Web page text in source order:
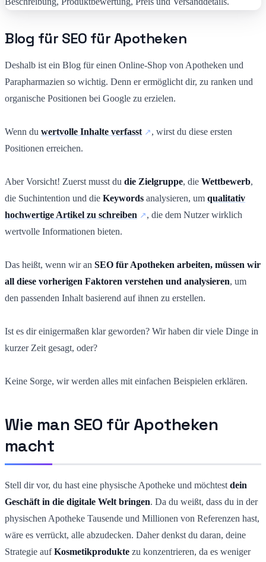
Blog für SEO für Apotheken
Deshalb ist ein Blog für einen Online-Shop von Apotheken und
Parapharmazien so wichtig. Denn er ermöglicht dir, zu ranken und
organische Positionen bei Google zu erzielen.
Wenn du wertvolle Inhalte verfasst
, wirst du diese ersten
Positionen erreichen.
Aber Vorsicht! Zuerst musst du die Zielgruppe, die Wettbewerb,
die Suchintention und die Keywords analysieren, um qualitativ
hochwertige Artikel zu schreiben
, die dem Nutzer wirklich
wertvolle Informationen bieten.
Das heißt, wenn wir an SEO für Apotheken arbeiten, müssen wir
all diese vorherigen Faktoren verstehen und analysieren, um
den passenden Inhalt basierend auf ihnen zu erstellen.
Ist es dir einigermaßen klar geworden? Wir haben dir viele Dinge in
kurzer Zeit gesagt, oder?
Keine Sorge, wir werden alles mit einfachen Beispielen erklären.
Wie man SEO für Apotheken
macht
Stell dir vor, du hast eine physische Apotheke und möchtest dein
Geschäft in die digitale Welt bringen. Da du weißt, dass du in der
physischen Apotheke Tausende und Millionen von Referenzen hast,
wäre es verrückt, alle abzudecken. Daher denkst du daran, deine
Strategie aufKosmetikprodukte zu konzentrieren, da es weniger